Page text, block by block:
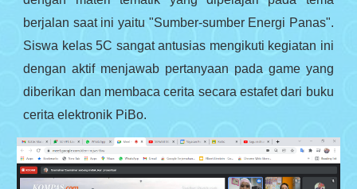
berjalan saat ini yaitu "Sumber-sumber Energi Panas".
Siswa kelas 5C sangat antusias mengikuti kegiatan ini
dengan aktif menjawab pertanyaan pada game yang
diberikan dan membaca cerita secara estafet dari buku
cerita elektronik PiBo.